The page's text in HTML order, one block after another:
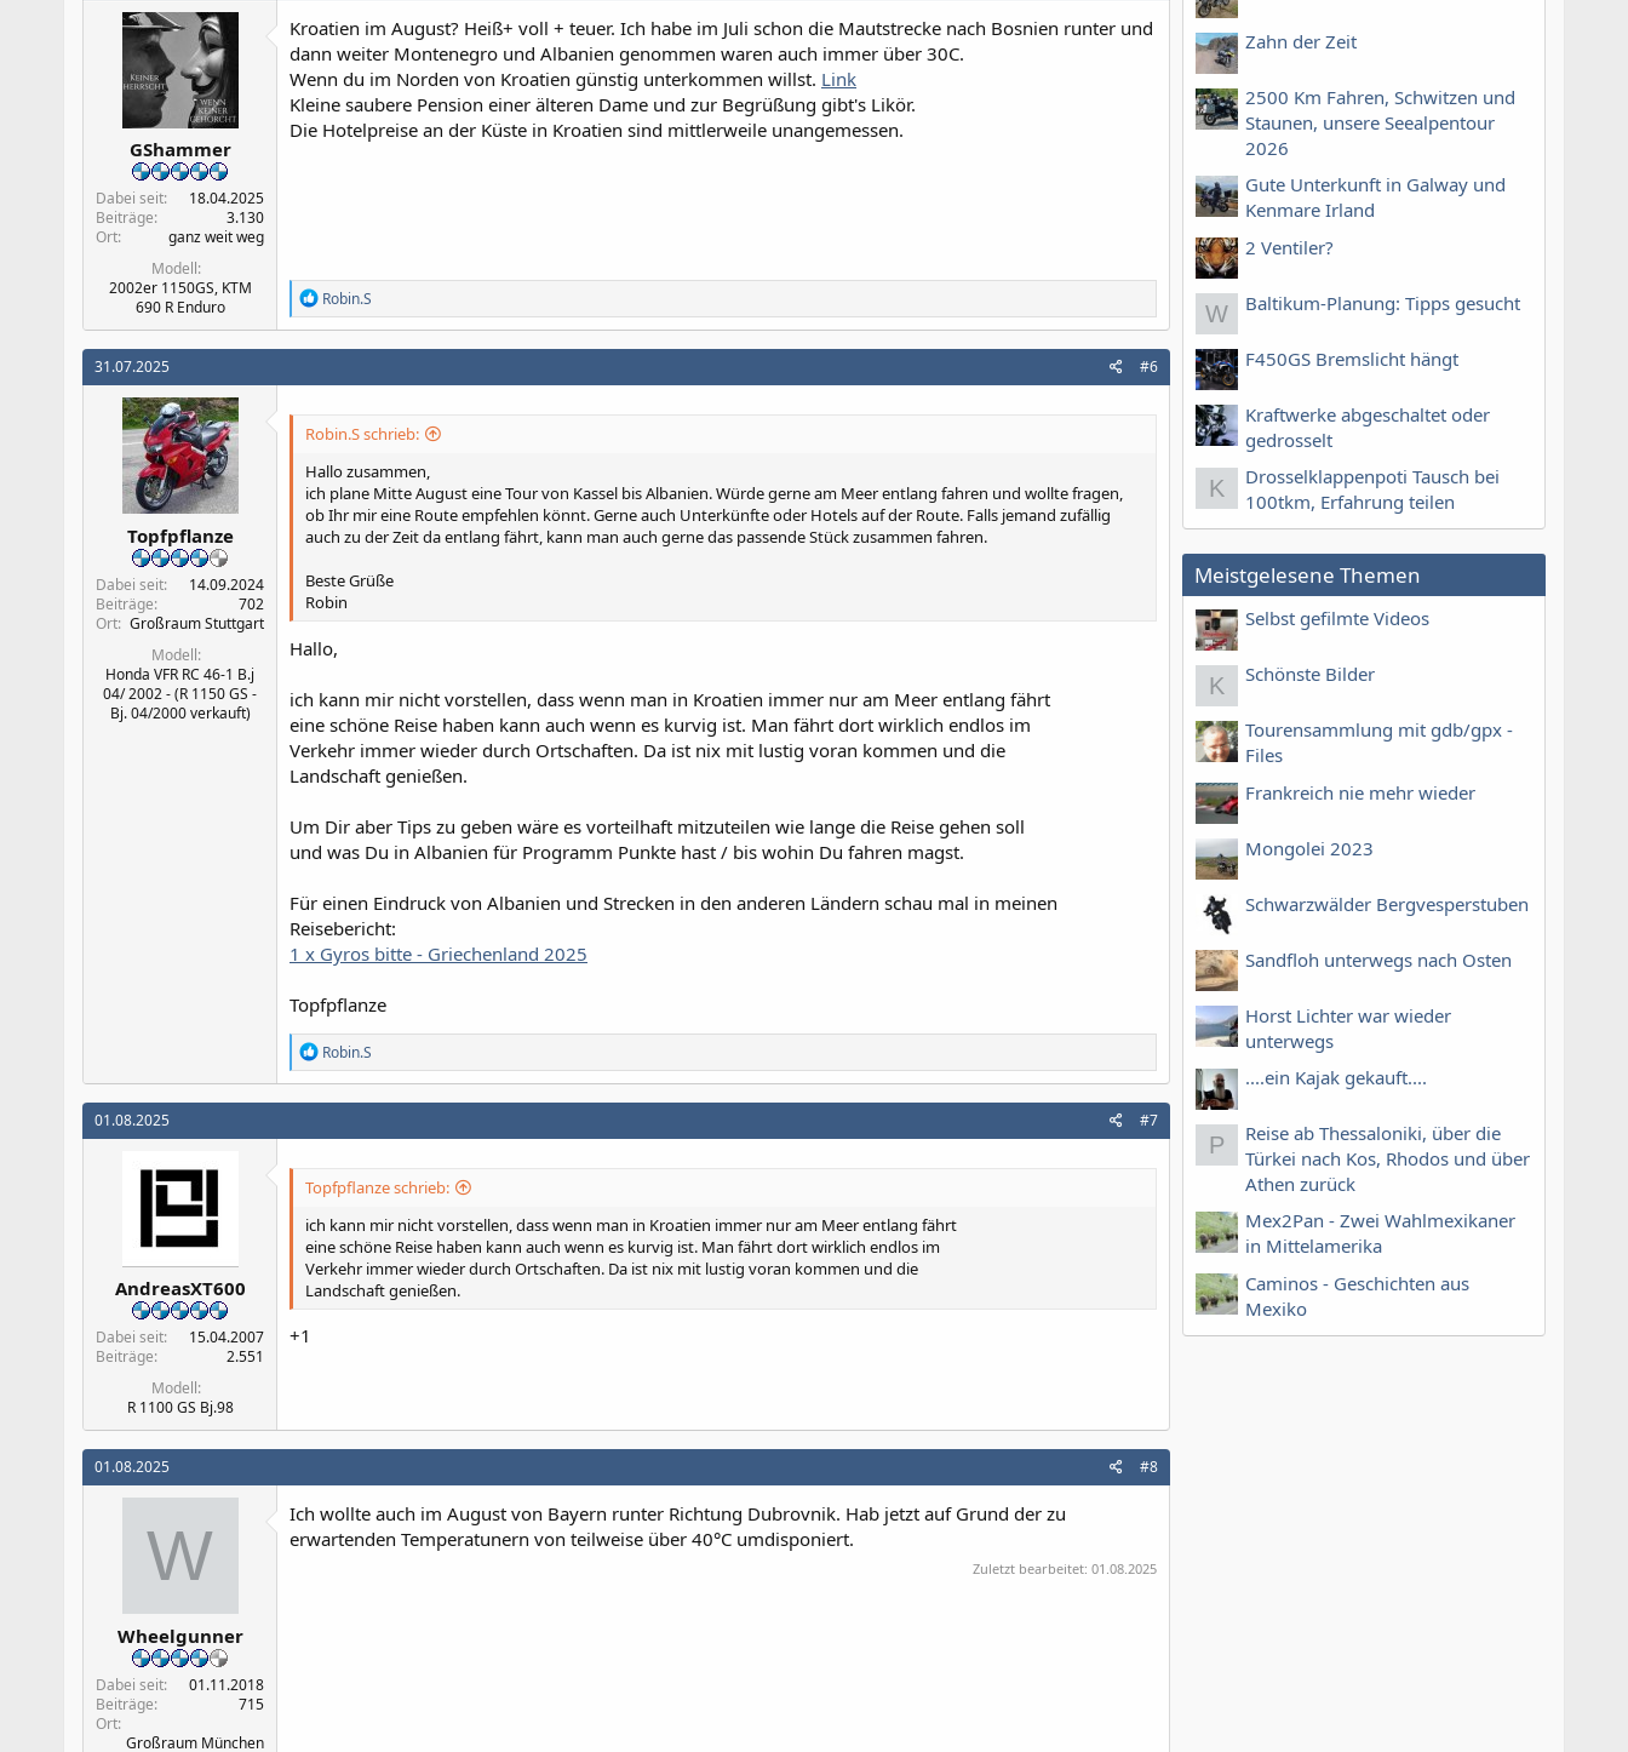
o
n
e
n
:
GShammer
Dabei seit
18.04.2025
Beiträge
3.130
Ort
ganz weit weg
Modell
2002er 1150GS, KTM
690 R Enduro
Kroatien im August? Heiß+ voll + teuer. Ich habe im Juli schon die Mautstrecke nach Bosnien runter und
dann weiter Montenegro und Albanien genommen waren auch immer über 30C.
Wenn du im Norden von Kroatien günstig unterkommen willst. Link
Kleine saubere Pension einer älteren Dame und zur Begrüßung gibt's Likör.
Die Hotelpreise an der Küste in Kroatien sind mittlerweile unangemessen.
R
e
a
k
n
n
:
Robin.S
31.07.2025 #6
Topfpflanze
Dabei seit
14.09.2024
Beiträge
702
Ort Großraum Stuttgart
Modell
Honda VFR RC 46-1 B.j
04/ 2002 - (R 1150 GS -
Bj. 04/2000 verkauft)
Robin.S schrieb:
Hallo zusammen,
ich plane Mitte August eine Tour von Kassel bis Albanien. Würde gerne am Meer entlang fahren und wollte fragen,
ob Ihr mir eine Route empfehlen könnt. Gerne auch Unterkünfte oder Hotels auf der Route. Falls jemand zufällig
auch zu der Zeit da entlang fährt, kann man auch gerne das passende Stück zusammen fahren.
Beste Grüße
Robin
Hallo,
ich kann mir nicht vorstellen, dass wenn man in Kroatien immer nur am Meer entlang fährt
eine schöne Reise haben kann auch wenn es kurvig ist. Man fährt dort wirklich endlos im
Verkehr immer wieder durch Ortschaften. Da ist nix mit lustig voran kommen und die
Landschaft genießen.
Um Dir aber Tips zu geben wäre es vorteilhaft mitzuteilen wie lange die Reise gehen soll
und was Du in Albanien für Programm Punkte hast / bis wohin Du fahren magst.
Für einen Eindruck von Albanien und Strecken in den anderen Ländern schau mal in meinen
Reisebericht:
1 x Gyros bitte - Griechenland 2025
Topfpflanze
R
e
a
k
n
n
:
Robin.S
01.08.2025 #7
AndreasXT600
Dabei seit
15.04.2007
Beiträge
2.551
Modell
R 1100 GS Bj.98
Topfpflanze schrieb:
ich kann mir nicht vorstellen, dass wenn man in Kroatien immer nur am Meer entlang fährt
eine schöne Reise haben kann auch wenn es kurvig ist. Man fährt dort wirklich endlos im
Verkehr immer wieder durch Ortschaften. Da ist nix mit lustig voran kommen und die
Landschaft genießen.
+1
01.08.2025 #8
W
Wheelgunner
Dabei seit
01.11.2018
Beiträge
715
Ort
Großraum München
Ich wollte auch im August von Bayern runter Richtung Dubrovnik. Hab jetzt auf Grund der zu
erwartenden Temperatunern von teilweise über 40°C umdisponiert.
Zuletzt bearbeitet: 01.08.2025
Zahn der Zeit
2500 Km Fahren, Schwitzen und
Staunen, unsere Seealpentour
2026
Gute Unterkunft in Galway und
Kenmare Irland
2 Ventiler?
W Baltikum-Planung: Tipps gesucht
F450GS Bremslicht hängt
Kraftwerke abgeschaltet oder
gedrosselt
K
Drosselklappenpoti Tausch bei
100tkm, Erfahrung teilen
Meistgelesene Themen
Selbst gefilmte Videos
K Schönste Bilder
Tourensammlung mit gdb/gpx -
Files
Frankreich nie mehr wieder
Mongolei 2023
Schwarzwälder Bergvesperstuben
Sandfloh unterwegs nach Osten
Horst Lichter war wieder
unterwegs
....ein Kajak gekauft....
P
Reise ab Thessaloniki, über die
Türkei nach Kos, Rhodos und über
Athen zurück
Mex2Pan - Zwei Wahlmexikaner
in Mittelamerika
Caminos - Geschichten aus
Mexiko